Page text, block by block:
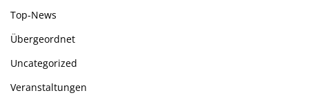
Top-News
Übergeordnet
Uncategorized
Veranstaltungen